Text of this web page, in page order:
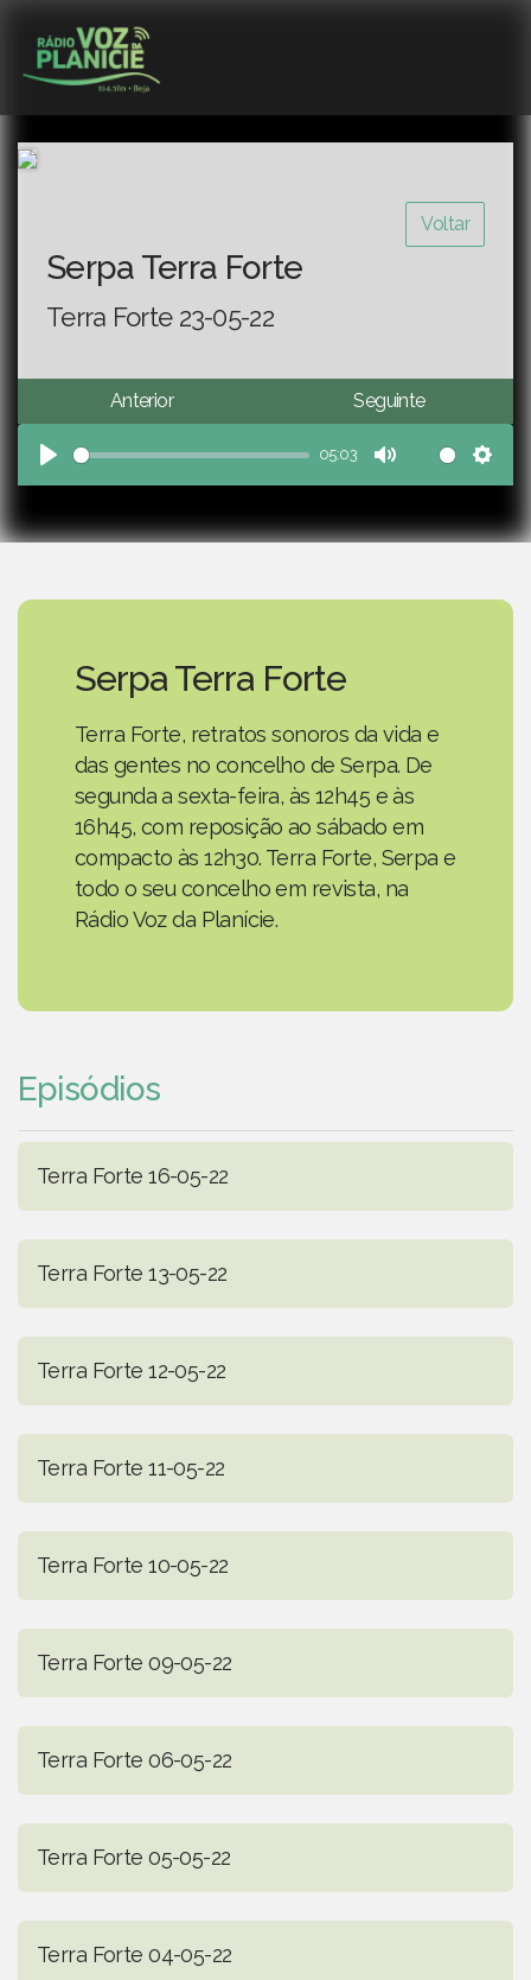
Voltar
Serpa Terra Forte
Terra Forte 23-05-22
Anterior Seguinte
Play
05:03
Mute
Serpa Terra Forte
Terra Forte, retratos sonoros da vida e
das gentes no concelho de Serpa. De
segunda a sexta-feira, às 12h45 e às
16h45, com reposição ao sábado em
compacto às 12h30. Terra Forte, Serpa e
todo o seu concelho em revista, na
Rádio Voz da Planície.
Episódios
Terra Forte 16-05-22
Terra Forte 13-05-22
Terra Forte 12-05-22
Terra Forte 11-05-22
Terra Forte 10-05-22
Terra Forte 09-05-22
Terra Forte 06-05-22
Terra Forte 05-05-22
Terra Forte 04-05-22